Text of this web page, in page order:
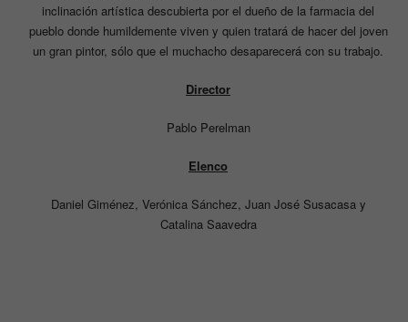
inclinación artística descubierta por el dueño de la farmacia del
pueblo donde humildemente viven y quien tratará de hacer del joven
un gran pintor, sólo que el muchacho desaparecerá con su trabajo.
Director
Pablo Perelman
Elenco
Daniel Giménez, Verónica Sánchez, Juan José Susacasa y
Catalina Saavedra